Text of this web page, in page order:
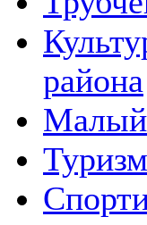
района
Малый
Туризм